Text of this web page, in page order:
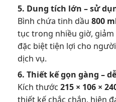
5. Dung tích lớn – sử
Bình chứa tinh dầu 800
tục trong nhiều giờ,
đặc biệt tiện lợi cho
dịch vụ.
6. Thiết kế gọn gàng –
Kích thước 215 × 106 ×
thiết kế chắc chắn, hiện